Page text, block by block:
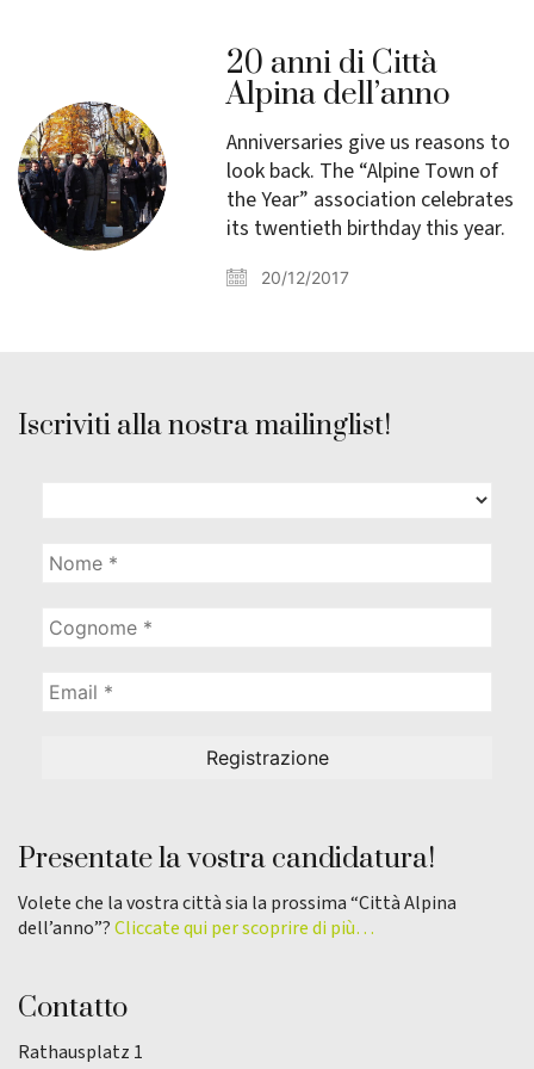
20 anni di Città
Alpina dell’anno
Anniversaries give us reasons to
look back. The “Alpine Town of
the Year” association celebrates
its twentieth birthday this year.
20/12/2017
Iscriviti alla nostra mailinglist!
Presentate la vostra candidatura!
Volete che la vostra città sia la prossima “Città Alpina
dell’anno”?Cliccate qui per scoprire di più…
Contatto
Rathausplatz 1